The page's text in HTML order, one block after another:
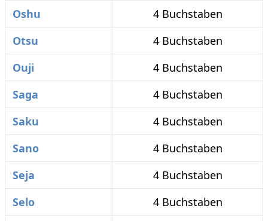
Oshu
4 Buchstaben
Otsu
4 Buchstaben
Ouji
4 Buchstaben
Saga
4 Buchstaben
Saku
4 Buchstaben
Sano
4 Buchstaben
Seja
4 Buchstaben
Selo
4 Buchstaben